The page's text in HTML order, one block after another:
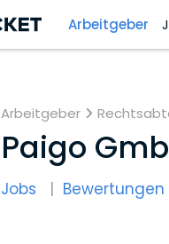
Arbeitgeber
Arbeitgeber
Paigo
Jobs Bewertungen